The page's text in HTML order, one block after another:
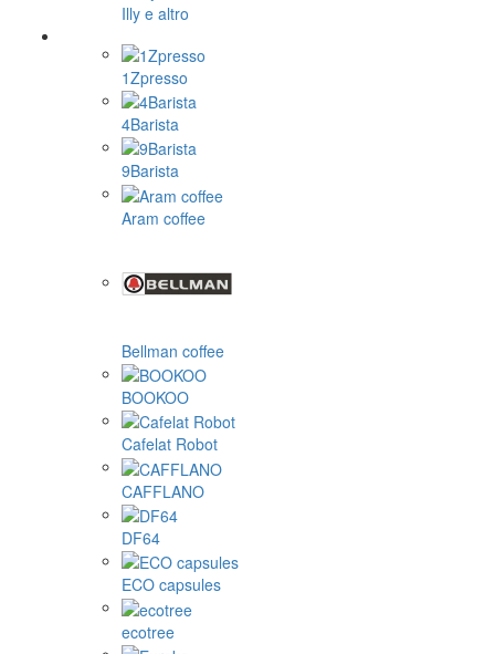
Illy e altro
1Zpresso
4Barista
9Barista
Aram coffee
Bellman coffee
BOOKOO
Cafelat Robot
CAFFLANO
DF64
ECO capsules
ecotree